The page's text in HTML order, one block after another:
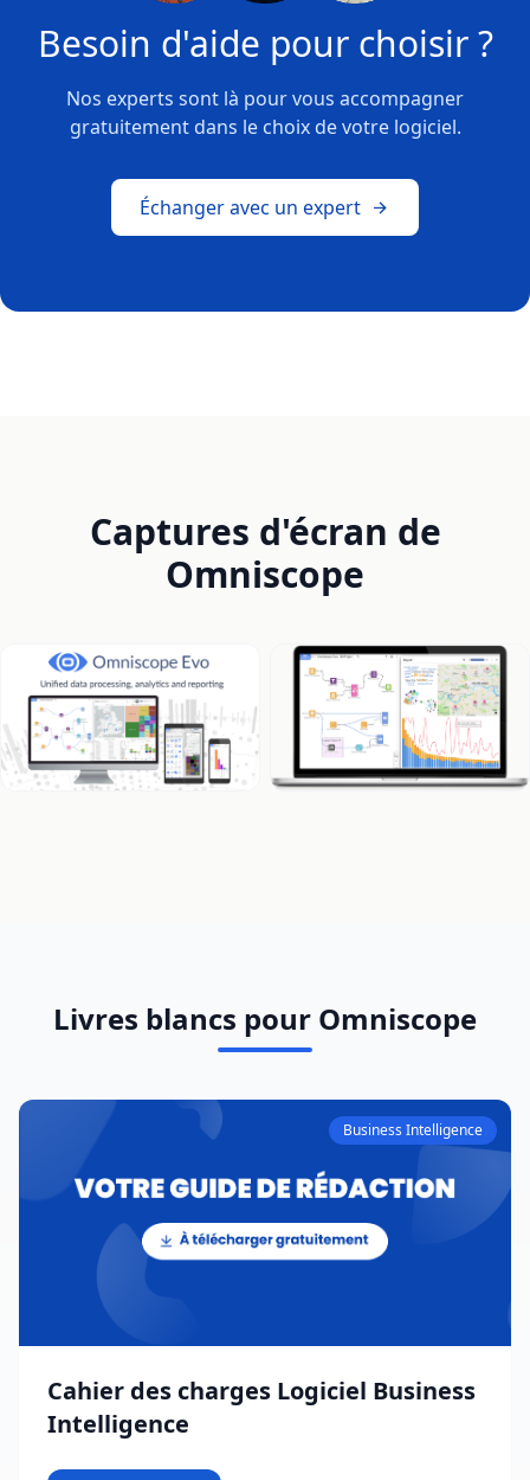
Besoin d'aide pour choisir ?
Nos experts sont là pour vous accompagner
gratuitement dans le choix de votre logiciel.
Échanger avec un expert
Captures d'écran de
Omniscope
Livres blancs pour Omniscope
Business Intelligence
Cahier des charges Logiciel Business
Intelligence